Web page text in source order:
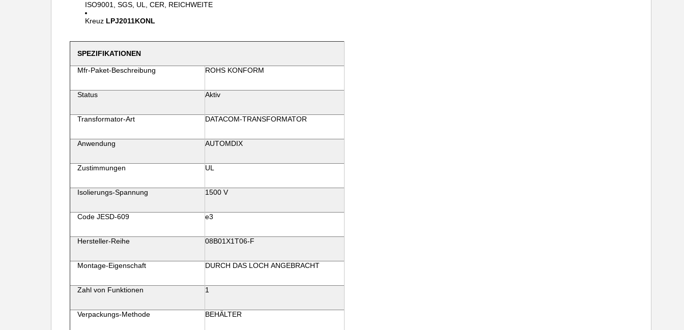
ISO9001, SGS, UL, CER, REICHWEITE
Kreuz LPJ2011KONL
SPEZIFIKATIONEN
Mfr-Paket-Beschreibung ROHS KONFORM
Status Aktiv
Transformator-Art DATACOM-TRANSFORMATOR
Anwendung AUTOMDIX
Zustimmungen UL
Isolierungs-Spannung 1500 V
Code JESD-609 e3
Hersteller-Reihe 08B01X1T06-F
Montage-Eigenschaft DURCH DAS LOCH ANGEBRACHT
Zahl von Funktionen 1
Verpackungs-Methode BEHÄLTER